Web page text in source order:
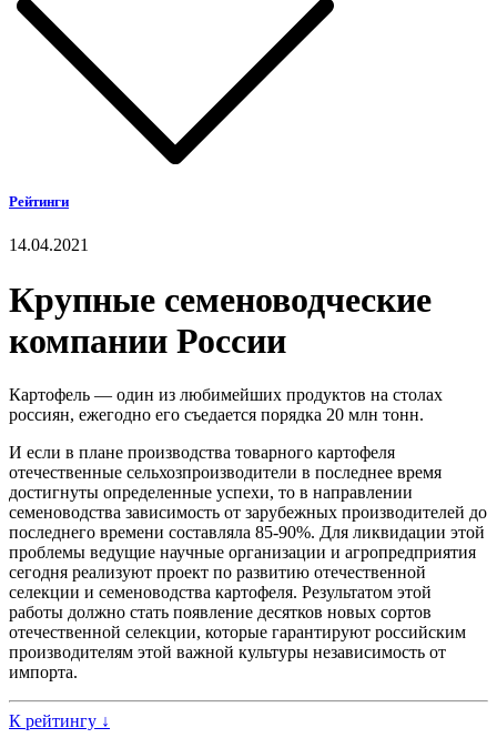
Рейтинги
14.04.2021
Крупные семеноводческие
компании России
Картофель — один из любимейших продуктов на столах
россиян, ежегодно его съедается порядка 20 млн тонн.
И если в плане производства товарного картофеля
отечественные сельхозпроизводители в последнее время
достигнуты определенные успехи, то в направлении
семеноводства зависимость от зарубежных производителей до
последнего времени составляла 85-90%. Для ликвидации этой
проблемы ведущие научные организации и агропредприятия
сегодня реализуют проект по развитию отечественной
селекции и семеноводства картофеля. Результатом этой
работы должно стать появление десятков новых сортов
отечественной селекции, которые гарантируют российским
производителям этой важной культуры независимость от
импорта.
К рейтингу ↓